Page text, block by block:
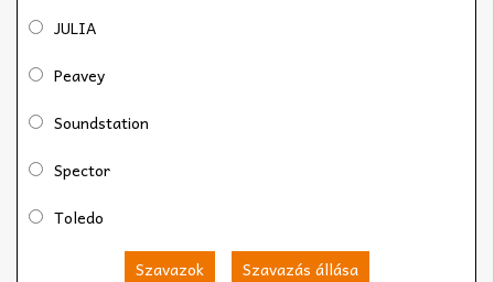
JULIA
Peavey
Soundstation
Spector
Toledo
Szavazok Szavazás állása